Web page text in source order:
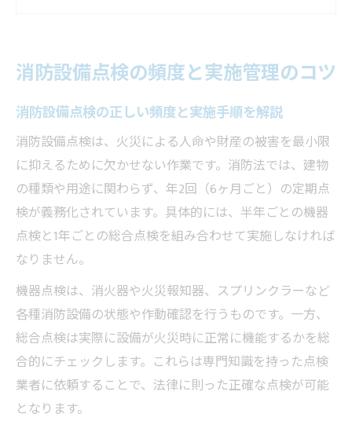
ント
消防設備点検の漏れを防ぐスケジュール管
年2回の消防設備点検を確実に行う方法
消防設備点検を年2回確実に実施する手順と
は
消防設備点検の間隔を守るための年間計画
術
消防設備点検の年2回実施を支える報告管理
消防設備点検のタイミングを逃さない方法
消防設備点検日を忘れないための管理方法
報告義務を守る消防設備点検スケジュール術
消防設備点検の報告義務と提出期限の管理
消防設備点検の報告漏れを防ぐ運用ポイン
消防設備点検の頻度と実施管理のコツ
消防設備点検の正しい頻度と実施手順を解説
消防設備点検は、火災による人命や財産の被害を最小限
に抑えるために欠かせない作業です。消防法では、建物
の種類や用途に関わらず、年2回（6ヶ月ごと）の定期点
検が義務化されています。具体的には、半年ごとの機器
点検と1年ごとの総合点検を組み合わせて実施しなければ
なりません。
機器点検は、消火器や火災報知器、スプリンクラーなど
各種消防設備の状態や作動確認を行うものです。一方、
総合点検は実際に設備が火災時に正常に機能するかを総
合的にチェックします。これらは専門知識を持った点検
業者に依頼することで、法律に則った正確な点検が可能
となります。